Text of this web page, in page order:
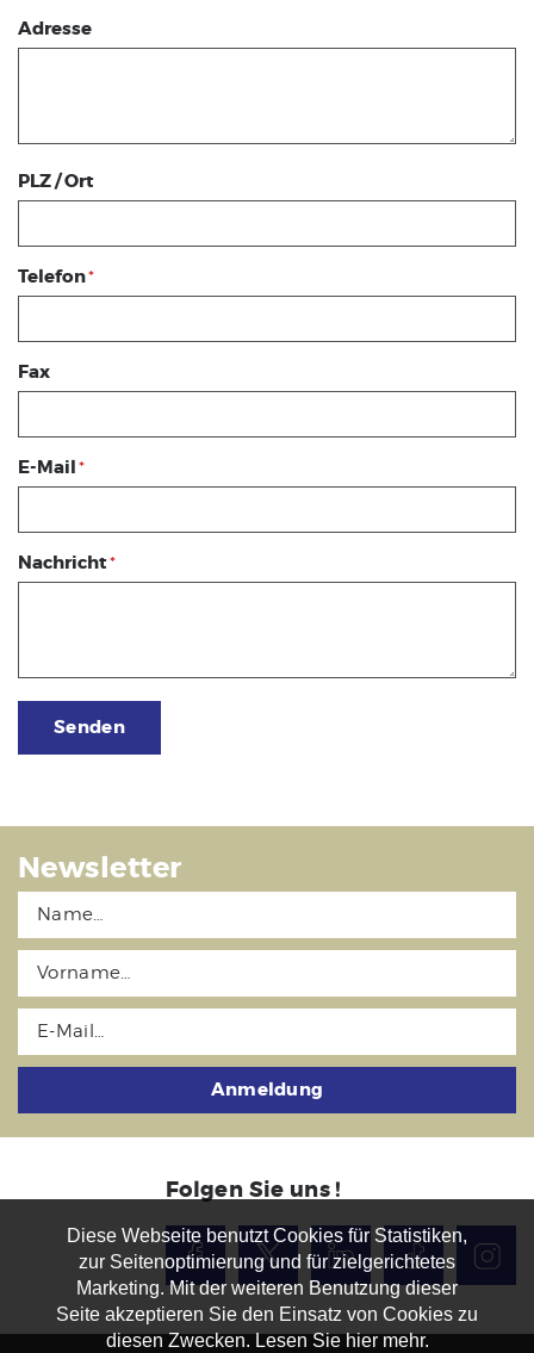
Adresse
PLZ / Ort
Telefon*
Fax
E-Mail*
Nachricht*
Senden
Newsletter
Anmeldung
Folgen Sie uns !
Diese Webseite benutzt Cookies für Statistiken,
zur Seitenoptimierung und für zielgerichtetes
Marketing. Mit der weiteren Benutzung dieser
Seite akzeptieren Sie den Einsatz von Cookies zu
diesen Zwecken. Lesen Sie hier mehr.